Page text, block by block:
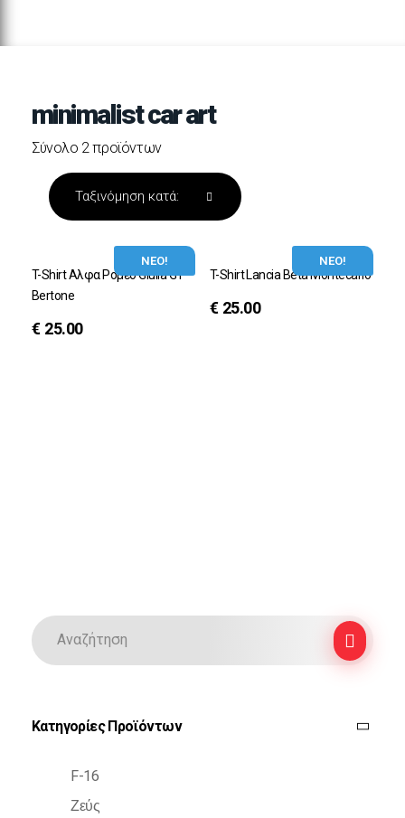
minimalist car art
Σύνολο 2 προϊόντων
ΝΕΟ!
T-Shirt Αλφα Ρομεο Giulia GT
Bertone
€ 25.00
ΝΕΟ!
T-Shirt Lancia Beta Montecarlo
€ 25.00
Κατηγορίες Προϊόντων
F-16
Ζεύς